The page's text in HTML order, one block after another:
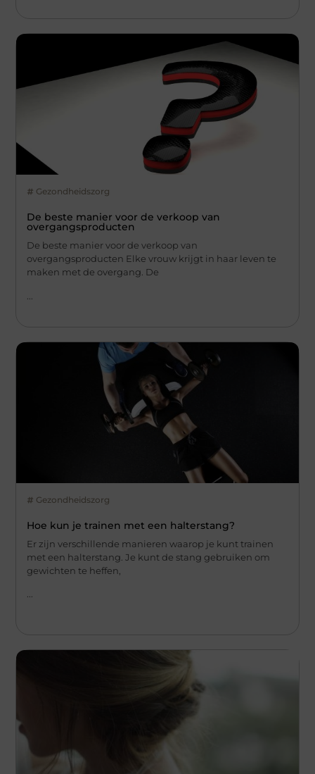
Gezondheidszorg
De beste manier voor de verkoop van
overgangsproducten
De beste manier voor de verkoop van
overgangsproducten Elke vrouw krijgt in haar leven te
maken met de overgang. De
Gezondheidszorg
Hoe kun je trainen met een halterstang?
Er zijn verschillende manieren waarop je kunt trainen
met een halterstang. Je kunt de stang gebruiken om
gewichten te heffen,